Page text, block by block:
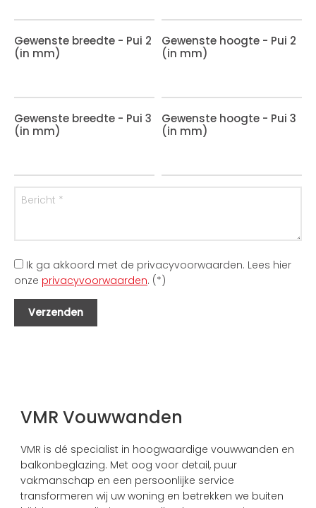
Gewenste breedte - Pui 2
(in mm)
Gewenste hoogte - Pui 2
(in mm)
Gewenste breedte - Pui 3
(in mm)
Gewenste hoogte - Pui 3
(in mm)
Ik ga akkoord met de privacyvoorwaarden. Lees hier
onze privacyvoorwaarden. (*)
VMR Vouwwanden
VMR is dé specialist in hoogwaardige vouwwanden en
balkonbeglazing. Met oog voor detail, puur
vakmanschap en een persoonlijke service
transformeren wij uw woning en betrekken we buiten